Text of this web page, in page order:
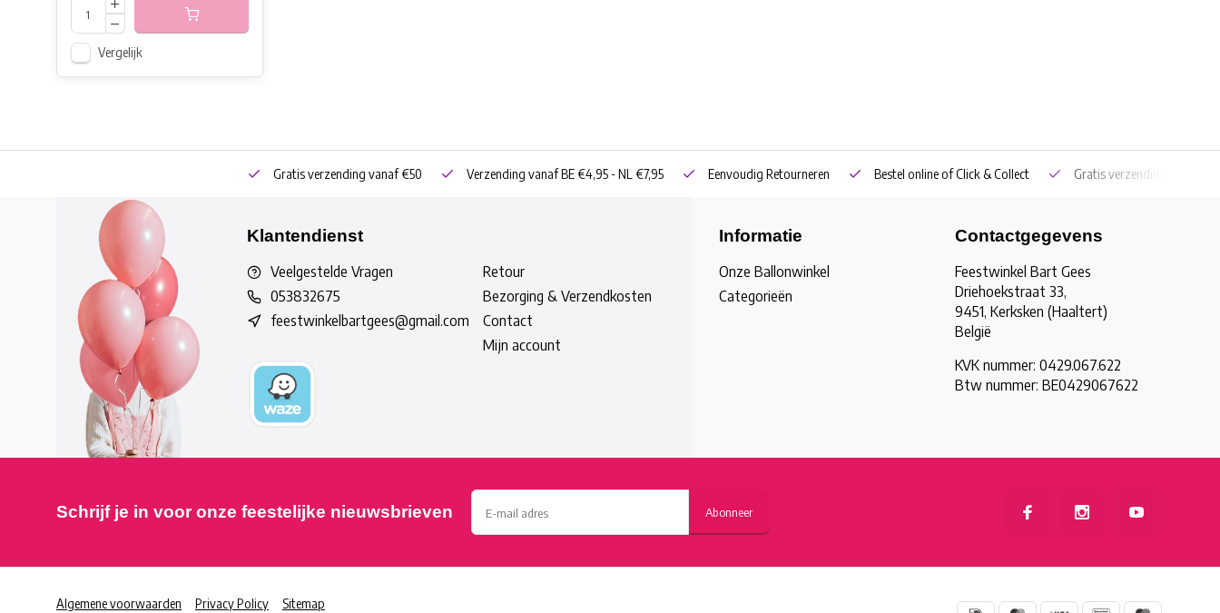
Vergelijk
Gratis verzending vanaf €50 Verzending vanaf BE €4,95 - NL €7,95 Eenvoudig Retourneren Bestel online of Click & Collect Gratis verzending vanaf
Klantendienst
Veelgestelde Vragen
053832675
feestwinkelbartgees@gmail.com
Retour
Bezorging & Verzendkosten
Contact
Mijn account
Informatie
Onze Ballonwinkel
Categorieën
Contactgegevens
Feestwinkel Bart Gees
Driehoekstraat 33,
9451, Kerksken (Haaltert)
België
KVK nummer: 0429.067.622
Btw nummer: BE0429067622
Schrijf je in voor onze feestelijke nieuwsbrieven Abonneer
Algemene voorwaarden Privacy Policy Sitemap